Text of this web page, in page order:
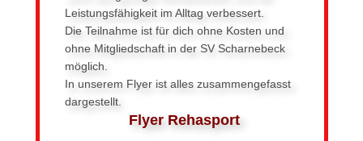
Leistungsfähigkeit im Alltag verbessert.
Die Teilnahme ist für dich ohne Kosten und
ohne Mitgliedschaft in der SV Scharnebeck
möglich.
In unserem Flyer ist alles zusammengefasst
dargestellt.
Flyer Rehasport